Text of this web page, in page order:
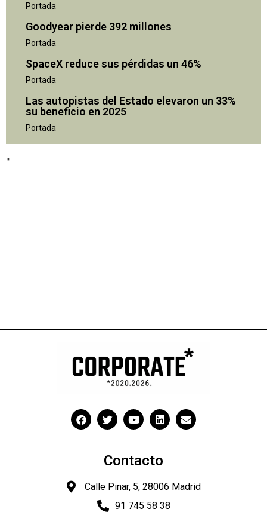
Portada
Goodyear pierde 392 millones
Portada
SpaceX reduce sus pérdidas un 46%
Portada
Las autopistas del Estado elevaron un 33%
su beneficio en 2025
Portada
"
Contacto
Calle Pinar, 5, 28006 Madrid
91 745 58 38